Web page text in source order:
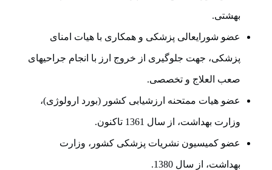
بهشتی.
عضو شورایعالی پزشکی و همکاری با هیات امنای
پزشکی، جهت جلوگیری از خروج ارز با انجام جراحیهای
صعب العلاج و تخصصی.
عضو هیات ممتحنه ارزشیابی کشور (بورد ارولوژی)،
وزارت بهداشت، از سال 1361 تاکنون.
عضو کمیسیون نشریات پزشکی کشور، وزارت
بهداشت، از سال 1380.